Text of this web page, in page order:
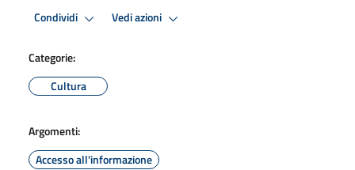
Condividi Vedi azioni
Categorie:
Cultura
Argomenti:
Accesso all'informazione